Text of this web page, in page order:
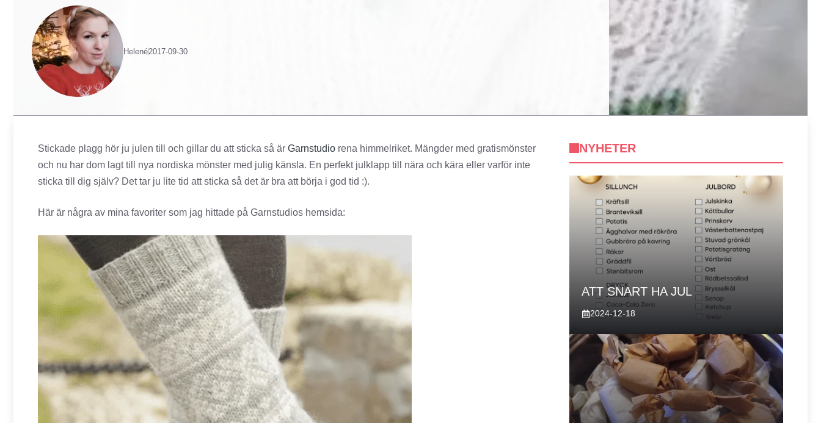
Helené2017-09-30
Stickade plagg hör ju julen till och gillar du att sticka så är Garnstudio rena himmelriket. Mängder med gratismönster
och nu har dom lagt till nya nordiska mönster med julig känsla. En perfekt julklapp till nära och kära eller varför inte
sticka till dig själv? Det tar ju lite tid att sticka så det är bra att börja i god tid :).
Här är några av mina favoriter som jag hittade på Garnstudios hemsida:
NYHETER
ATT SNART HA JUL
2024-12-18